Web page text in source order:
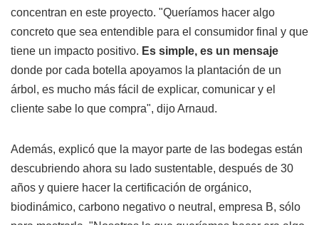
concentran en este proyecto. "Queríamos hacer algo
concreto que sea entendible para el consumidor final y que
tiene un impacto positivo. Es simple, es un mensaje
donde por cada botella apoyamos la plantación de un
árbol, es mucho más fácil de explicar, comunicar y el
cliente sabe lo que compra", dijo Arnaud.
Además, explicó que la mayor parte de las bodegas están
descubriendo ahora su lado sustentable, después de 30
años y quiere hacer la certificación de orgánico,
biodinámico, carbono negativo o neutral, empresa B, sólo